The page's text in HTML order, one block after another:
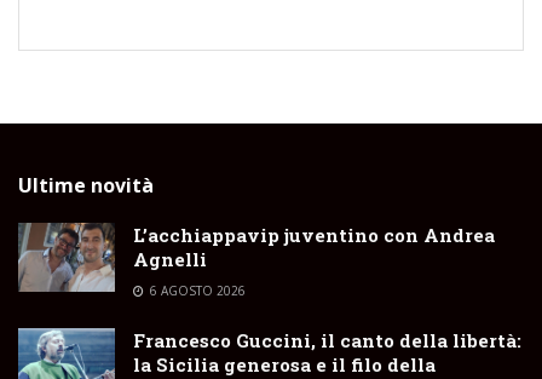
Ultime novità
L’acchiappavip juventino con Andrea
Agnelli
6 AGOSTO 2026
Francesco Guccini, il canto della libertà:
la Sicilia generosa e il filo della